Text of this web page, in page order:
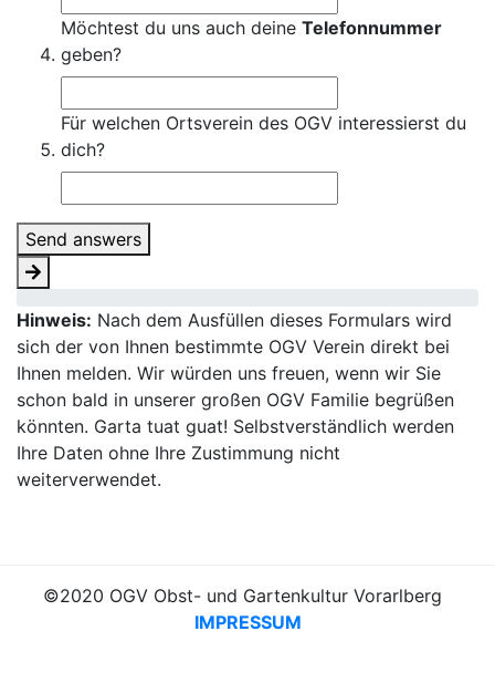
Möchtest du uns auch deine Telefonnummer
geben?
Für welchen Ortsverein des OGV interessierst du
dich?
Send answers
Hinweis: Nach dem Ausfüllen dieses Formulars wird
sich der von Ihnen bestimmte OGV Verein direkt bei
Ihnen melden. Wir würden uns freuen, wenn wir Sie
schon bald in unserer großen OGV Familie begrüßen
könnten. Garta tuat guat! Selbstverständlich werden
Ihre Daten ohne Ihre Zustimmung nicht
weiterverwendet.
©2020 OGV Obst- und Gartenkultur Vorarlberg
IMPRESSUM